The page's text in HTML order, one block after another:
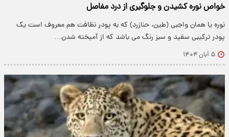
خواص نوره کشیدن و جلوگیری از درد مفاصل
نوره یا همان واجبی (طین، حنازرد) که به پودر نظافت هم معروف است یک
پودر ترکیبی سفید و سبز رنگ می باشد که از آمیخته شدن…
۵ آبان ۱۴۰۴